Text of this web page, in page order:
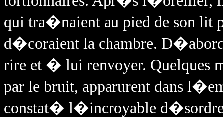
qui tra�naient au pied de son lit
d�coraient la chambre.
rire et � lui renvoyer. Quelques
par le bruit, apparurent dans
constat� l�incroyable